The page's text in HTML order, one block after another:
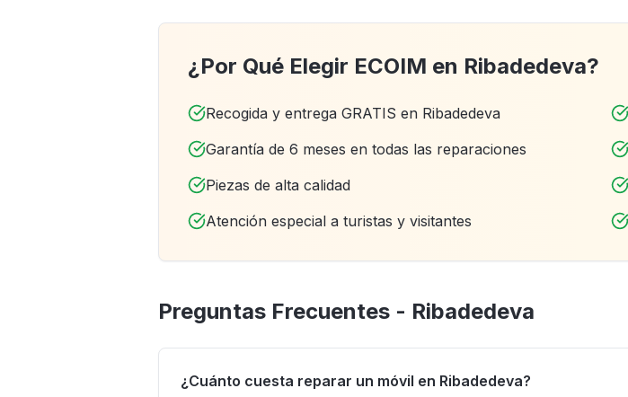
¿Por Qué Elegir ECOIM en Ribadedeva?
Recogida y entrega GRATIS en Ribadedeva
Garantía de 6 meses en todas las reparaciones
Piezas de alta calidad
Atención especial a turistas y visitantes
Preguntas Frecuentes - Ribadedeva
¿Cuánto cuesta reparar un móvil en Ribadedeva?